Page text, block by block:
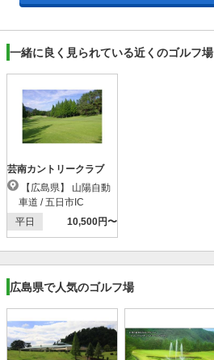
一緒に良く見られている近くのゴルフ場
芸南カントリークラブ
車道 / 五日市IC
平日
10,500円〜
広島県で人気のゴルフ場